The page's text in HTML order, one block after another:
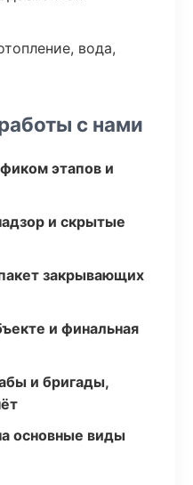
вода,
с нами
этапов и
и скрытые
закрывающих
и финальная
и бригады,
основные виды